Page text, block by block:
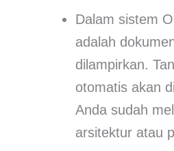
Dalam sistem
adalah
dilampirkan.
otomatis akan
Anda sudah
arsitektur atau